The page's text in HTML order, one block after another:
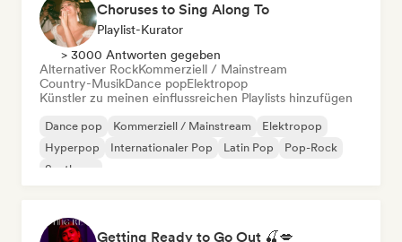
Choruses to Sing Along To
Playlist-Kurator
> 3000 Antworten gegeben
Alternativer RockKommerziell / Mainstream
Country-MusikDance popElektropop
Künstler zu meinen einflussreichen Playlists hinzufügen
Dance pop Kommerziell / Mainstream
Elektropop
Hyperpop
Internationaler Pop Latin Pop
Pop-Rock
Synthpop
Getting Ready to Go Out 🍒💋